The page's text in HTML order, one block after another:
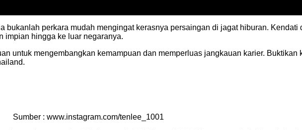
bukanlah perkara mudah mengingat kerasnya persaingan di jagat hiburan. Kendati
impian hingga ke luar negaranya.
untuk mengembangkan kemampuan dan memperluas jangkauan karier. Buktikan
Sumber : www.instagram.com/tenlee_1001